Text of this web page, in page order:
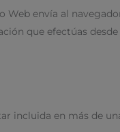
envía al
que efectúas
incluida en más de